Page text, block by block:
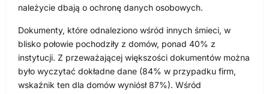
należycie dbają o ochronę danych osobowych.
Dokumenty, które odnaleziono wśród innych śmieci, w
blisko połowie pochodziły z domów, ponad 40% z
instytucji. Z przeważającej większości dokumentów można
było wyczytać dokładne dane (84% w przypadku firm,
wskaźnik ten dla domów wyniósł 87%). Wśród